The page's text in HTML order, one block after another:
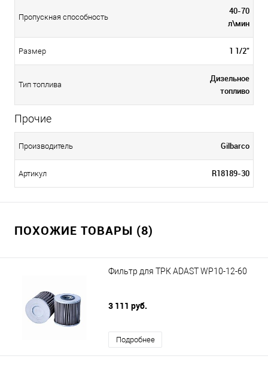
Пропускная способность
40-70
л\мин
Размер 1 1/2"
Тип топлива
Дизельное
топливо
Прочие
Производитель Gilbarco
Артикул R18189-30
ПОХОЖИЕ ТОВАРЫ (8)
Фильтр для ТРК ADAST WP10-12-60
3 111 руб.
Подробнее